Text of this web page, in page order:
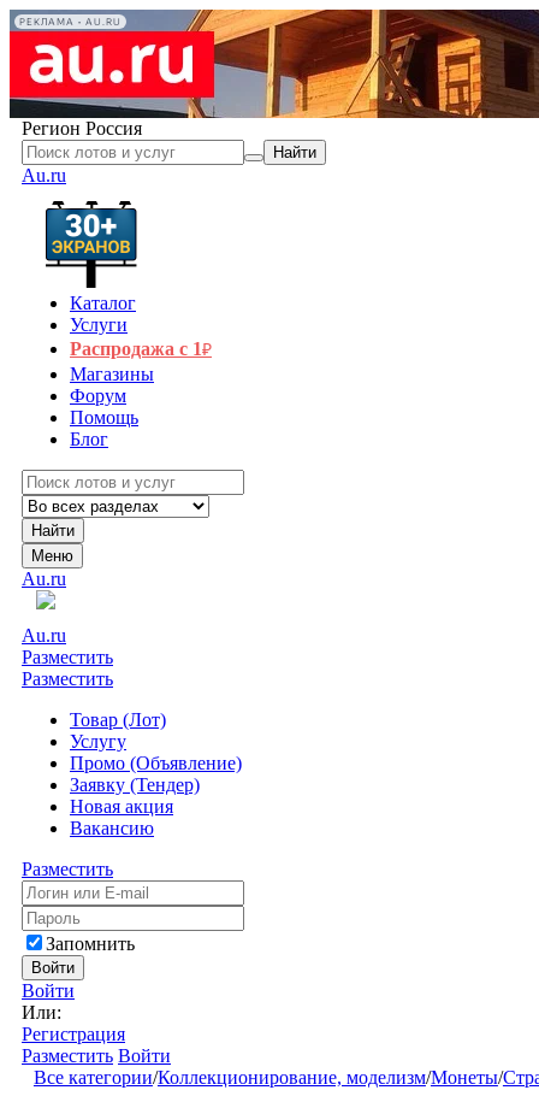
РЕКЛАМА • AU.RU
Регион Россия
Найти
Au.ru
Каталог
Услуги
Распродажа с 1₽
Магазины
Форум
Помощь
Блог
Найти
Меню
Au.ru
Au.ru
Разместить
Разместить
Товар (Лот)
Услугу
Промо (Объявление)
Заявку (Тендер)
Новая акция
Вакансию
Разместить
Запомнить
Войти
Войти
Или:
Регистрация
Разместить Войти
Все категории/Коллекционирование, моделизм/Монеты/